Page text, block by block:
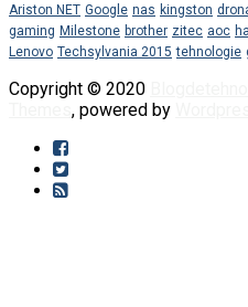
Ariston NET Google nas kingston
gaming Milestone brother zitec aoc
Lenovo Techsylvania 2015 tehnologie
Copyright © 2020
, powered by